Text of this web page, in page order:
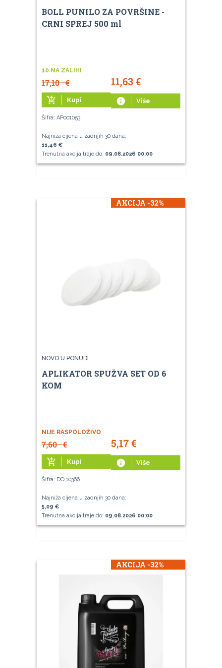
BOLL PUNILO ZA POVRŠINE -
CRNI SPREJ 500 ml
10 NA ZALIHI
17,10€ 11,63€
add_shopping_cart Kupi info Više
Šifra: AP001053
Najniža cijena u zadnjih 30 dana:
11,46 €
Trenutna akcija traje do: 09.08.2026 00:00
AKCIJA -32%
NOVO U PONUDI
APLIKATOR SPUŽVA SET OD 6
KOM
NIJE RASPOLOŽIVO
7,60€ 5,17€
add_shopping_cart Kupi info Više
Šifra: DO 10366
Najniža cijena u zadnjih 30 dana:
5,09 €
Trenutna akcija traje do: 09.08.2026 00:00
AKCIJA -32%